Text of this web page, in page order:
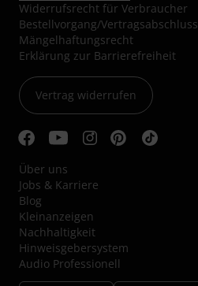
Widerrufsrecht für Verbraucher
Bestellvorgang/Vertragsabschluss
Mängelhaftungsrecht
Erklärung zur Barrierefreiheit
Vertrag widerrufen
Über uns
Jobs & Karriere
Blog
Kleinanzeigen
Nachhaltigkeit
Hinweisgebersystem
Audio Professionell